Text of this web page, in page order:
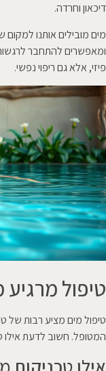
דיכאון וחרדה.
מים מובילים אותנו
ומאפשרים להתחבר
פיזי, אלא גם ריפוי נפשי.
טיפול מרגיע
טיפול מים מציע רבות של
המטופל. חשוב לדעת אילו